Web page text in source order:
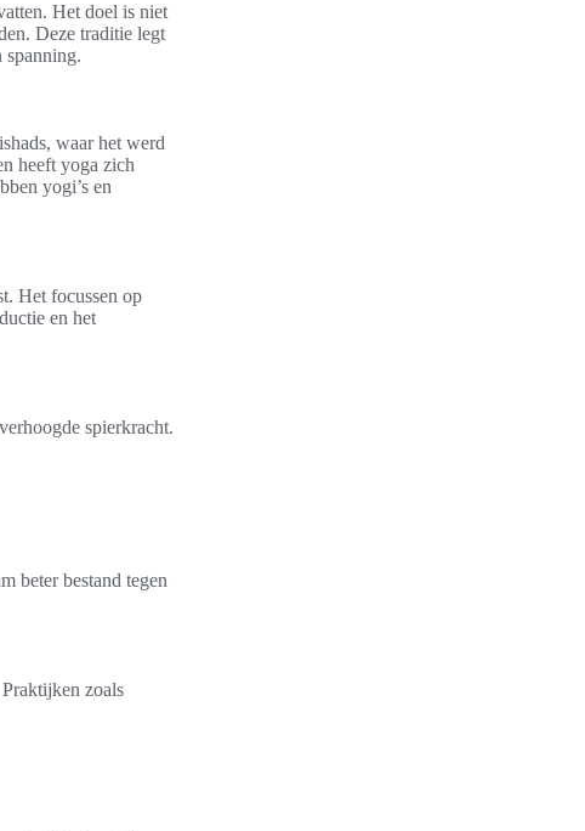
Het doel is niet
Deze traditie legt
spanning.
waar het werd
heeft yoga zich
yogi’s en
Het focussen op
en het
spierkracht.
beter bestand tegen
zoals